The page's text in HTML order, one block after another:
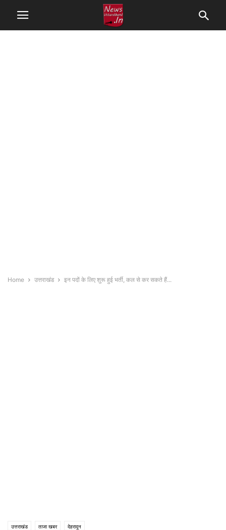
Home उत्तराखंड इन पदों के लिए शुरू हुई भर्ती, कल से कर सकते हैं...
उत्तराखंड ताजा खबर देहरादून